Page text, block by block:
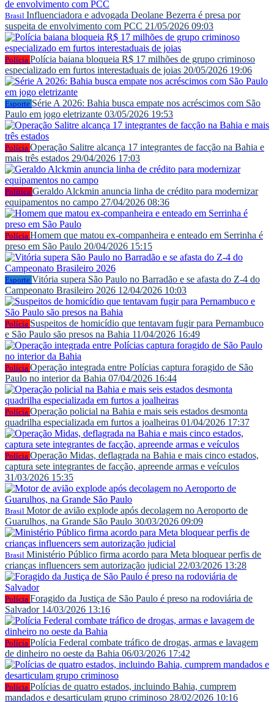
Brasil Influenciadora e advogada Deolane Bezerra é presa por
suspeita de envolvimento com PCC 21/05/2026 09:03
Polícia Polícia baiana bloqueia R$ 17 milhões de grupo criminoso
especializado em furtos interestaduais de joias 20/05/2026 19:06
Esporte Série A 2026: Bahia busca empate nos acréscimos com São
Paulo em jogo eletrizante 03/05/2026 19:53
Polícia Operação Salitre alcança 17 integrantes de facção na Bahia e
mais três estados 29/04/2026 17:03
Política Geraldo Alckmin anuncia linha de crédito para modernizar
equipamentos no campo 27/04/2026 08:36
Polícia Homem que matou ex-companheira e enteado em Serrinha é
preso em São Paulo 20/04/2026 15:15
Esporte Vitória supera São Paulo no Barradão e se afasta do Z-4 do
Campeonato Brasileiro 2026 12/04/2026 10:03
Polícia Suspeitos de homicídio que tentavam fugir para Pernambuco
e São Paulo são presos na Bahia 11/04/2026 16:49
Polícia Operação integrada entre Polícias captura foragido de São
Paulo no interior da Bahia 07/04/2026 16:44
Polícia Operação policial na Bahia e mais seis estados desmonta
quadrilha especializada em furtos a joalheiras 01/04/2026 17:37
Polícia Operação Midas, deflagrada na Bahia e mais cinco estados,
captura sete integrantes de facção, apreende armas e veículos
31/03/2026 15:35
Brasil Motor de avião explode após decolagem no Aeroporto de
Guarulhos, na Grande São Paulo 30/03/2026 09:09
Brasil Ministério Público firma acordo para Meta bloquear perfis de
crianças influencers sem autorização judicial 22/03/2026 13:28
Polícia Foragido da Justiça de São Paulo é preso na rodoviária de
Salvador 14/03/2026 13:16
Polícia Polícia Federal combate tráfico de drogas, armas e lavagem
de dinheiro no oeste da Bahia 06/03/2026 17:42
Polícia Polícias de quatro estados, incluindo Bahia, cumprem
mandados e desarticulam grupo criminoso 28/02/2026 10:16